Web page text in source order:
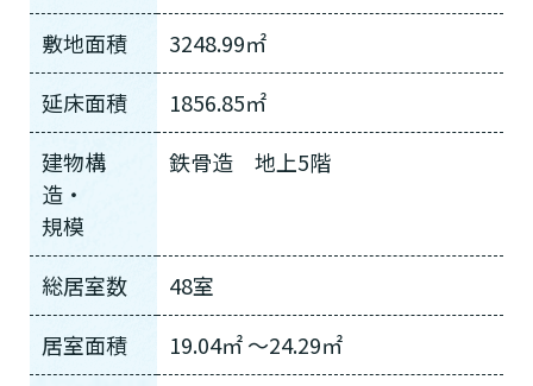
敷地面積
3248.99㎡
延床面積
1856.85㎡
建物構
造・
規模
鉄骨造 地上5階
総居室数
48室
居室面積
19.04㎡ ～24.29㎡